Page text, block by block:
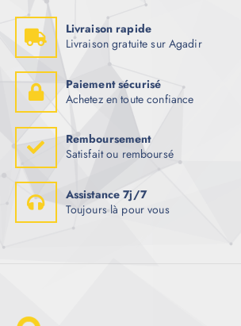
Livraison rapide
Livraison gratuite sur Agadir
Paiement sécurisé
Achetez en toute confiance
Remboursement
Satisfait ou remboursé
Assistance 7j/7
Toujours là pour vous